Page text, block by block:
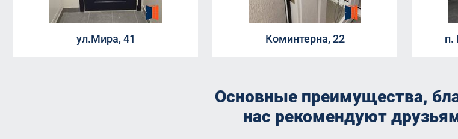
ул.Мира, 41 Коминтерна, 22 п.
Основные преимущества,
нас рекомендуют